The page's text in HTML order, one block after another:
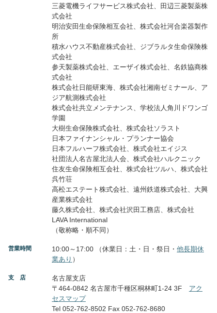
三菱電機ライフサービス株式会社、田辺三菱製薬株
式会社
明治安田生命保険相互会社、株式会社河合楽器製作
所
積水ハウス不動産株式会社、ジブラルタ生命保険株
式会社
参天製薬株式会社、エーザイ株式会社、名鉄協商株
式会社
株式会社日能研東海、株式会社湘南ゼミナール、ア
ジア航測株式会社
株式会社共立メンテナンス、学校法人角川ドワンゴ
学園
大樹生命保険株式会社、株式会社ソラスト
日本ファイナンシャル・プランナー協会
日本フルハーフ株式会社、株式会社エイジス
社団法人名古屋北法人会、株式会社ハルクニック
住友生命保険相互会社、株式会社ツルハ、株式会社
呉竹荘
高松エステート株式会社、遠州鉄道株式会社、大興
産業株式会社
藤久株式会社、株式会社沢田工務店、株式会社
LAVA International
（敬称略・順不同）
営業時間 10:00～17:00 （休業日：土・日・祭日・ 他長期休
業あり ）
支 店
名古屋支店
〒464-0842 名古屋市千種区桐林町1-24 3F アク
セスマップ
Tel 052-762-8502 Fax 052-762-8680